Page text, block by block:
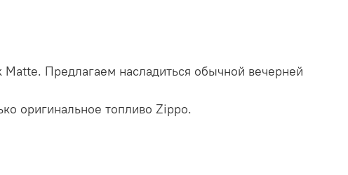
Предлагаем насладиться обычной вечерней
оригинальное топливо Zippo.